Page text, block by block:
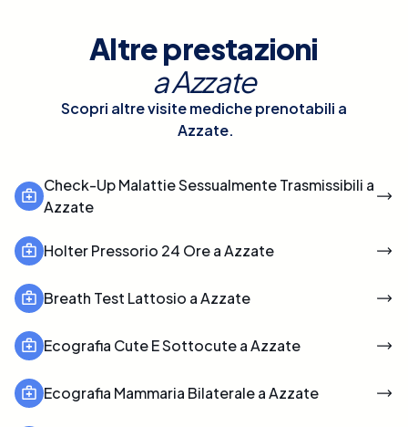
Altre prestazioni
aAzzate
Scopri altre visite mediche prenotabili a
Azzate.
Check-Up Malattie Sessualmente Trasmissibili a
Azzate
Holter Pressorio 24 Ore a Azzate
Breath Test Lattosio a Azzate
Ecografia Cute E Sottocute a Azzate
Ecografia Mammaria Bilaterale a Azzate